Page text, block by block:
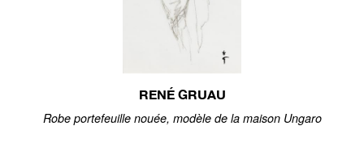
RENÉ GRUAU
Robe portefeuille nouée, modèle de la maison Ungaro